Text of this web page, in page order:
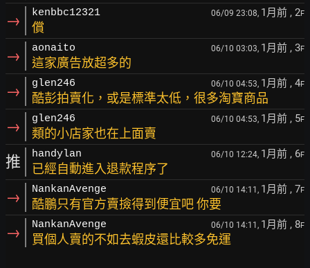
→ kenbbc12321 06/09 23:08, 1月前 , 2F
償
→ aonaito 06/10 03:03, 1月前 , 3F
這家廣告放超多的
→ glen246 06/10 04:53, 1月前 , 4F
酷彭拍賣化，或是標準太低，很多淘寶商品
→ glen246 06/10 04:53, 1月前 , 5F
類的小店家也在上面賣
推 handylan 06/10 12:24, 1月前 , 6F
已經自動進入退款程序了
→ NankanAvenge 06/10 14:11, 1月前 , 7F
酷鵬只有官方賣撿得到便宜吧 你要
→ NankanAvenge 06/10 14:11, 1月前 , 8F
買個人賣的不如去蝦皮還比較多免運